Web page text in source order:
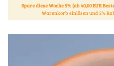
Spare diese Woche 5% (ab 40,00 EUR
Warenkorb einlösen und 5%